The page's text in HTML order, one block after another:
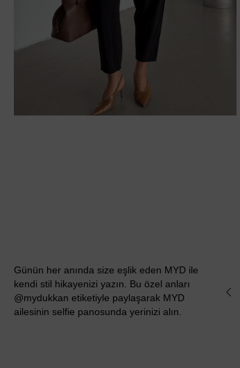
Günün her anında size eşlik eden MYD ile
kendi stil hikayenizi yazın. Bu özel anları
@mydukkan etiketiyle paylaşarak MYD
ailesinin selfie panosunda yerinizi alın.